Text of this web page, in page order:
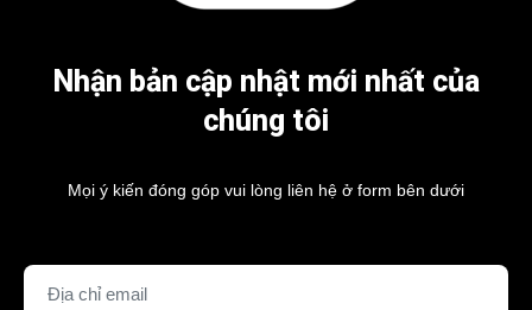
Nhận bản cập nhật mới nhất của
chúng tôi
Mọi ý kiến đóng góp vui lòng liên hệ ở form bên dưới